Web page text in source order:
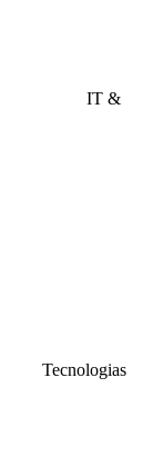
IT &
Tecnologias